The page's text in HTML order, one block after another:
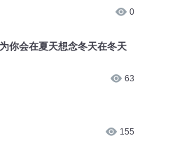
0
你会在夏天想念冬天在冬天
63
155